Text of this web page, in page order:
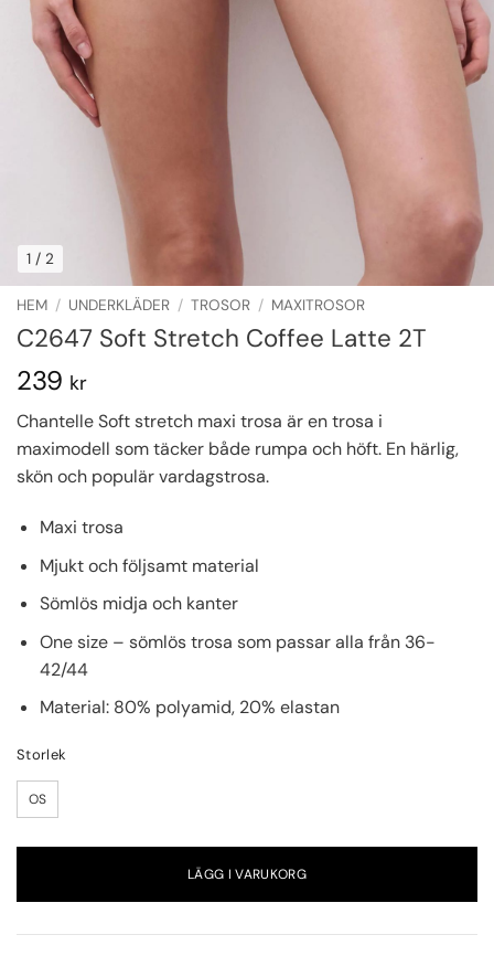
1 / 2
HEM / UNDERKLÄDER / TROSOR / MAXITROSOR
C2647 Soft Stretch Coffee Latte 2T
239 kr
Chantelle Soft stretch maxi trosa är en trosa i
maximodell som täcker både rumpa och höft. En härlig,
skön och populär vardagstrosa.
Maxi trosa
Mjukt och följsamt material
Sömlös midja och kanter
One size – sömlös trosa som passar alla från 36-
42/44
Material: 80% polyamid, 20% elastan
Storlek
OS
LÄGG I VARUKORG